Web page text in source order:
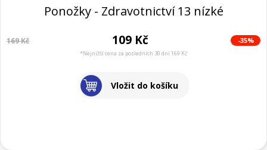
Ponožky - Zdravotnictví 13 nízké
169 Kč 109 Kč -35%
*Nejnižší cena za posledních 30 dní 169 Kč
Vložit do košíku